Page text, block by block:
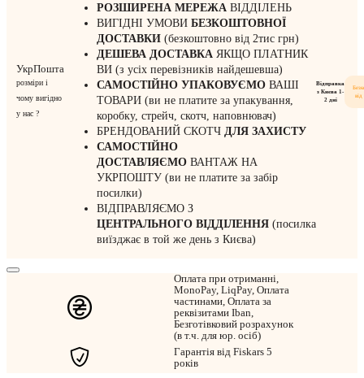
УкрПошта
розміри і
чому вигідно
у нас ?
РОЗШИРЕНА МЕРЕЖА ВІДДІЛЕНЬ
ВИГІДНІ УМОВИ БЕЗКОШТОВНОЇ
ДОСТАВКИ (безкоштовно від 2тис грн)
ДЕШЕВА ДОСТАВКА ЯКЩО ПЛАТНИК
ВИ (з усіх перевізників найдешевша)
САМОСТІЙНО УПАКОВУЄМО ВАШІ
ТОВАРИ (ви не платите за упакування,
коробку, стрейч, скотч, наповнювач)
БРЕНДОВАНИЙ СКОТЧ ДЛЯ ЗАХИСТУ
САМОСТІЙНО
ДОСТАВЛЯЄМО ВАНТАЖ НА
УКРПОШТУ (ви не платите за забір
посилки)
ВІДПРАВЛЯЄМО З
ЦЕНТРАЛЬНОГО ВІДДІЛЕННЯ (посилка
виїзджає в той же день з Києва)
Відправка
з Києва 1-
2 дні
Оплата при отриманні,
MonoPay, LiqPay, Оплата
частинами, Оплата за
реквізитами Iban,
Безготівковий розрахунок
(в т.ч. для юр. осіб)
Гарантія від Fiskars 5
років